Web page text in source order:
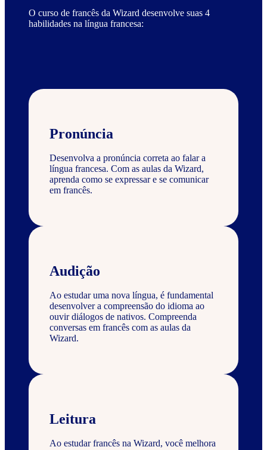
O curso de francês da Wizard desenvolve suas 4
habilidades na língua francesa:
Pronúncia
Desenvolva a pronúncia correta ao falar a
língua francesa. Com as aulas da Wizard,
aprenda como se expressar e se comunicar
em francês.
Audição
Ao estudar uma nova língua, é fundamental
desenvolver a compreensão do idioma ao
ouvir diálogos de nativos. Compreenda
conversas em francês com as aulas da
Wizard.
Leitura
Ao estudar francês na Wizard, você melhora